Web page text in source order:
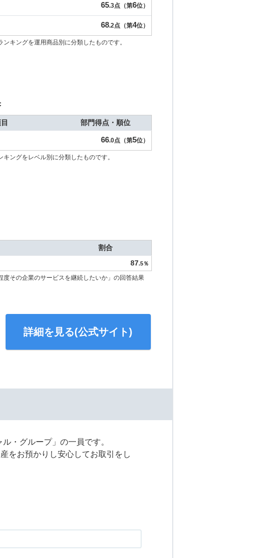
65.3点（第6位）
68.2点（第4位）
キングを運用商品別に分類したものです。
部門得点・順位
66.0点（第5位）
ングをレベル別に分類したものです。
割合
87.5％
その企業のサービスを継続したいか」の回答結果
詳細を見る(公式サイト)
・グループ」の一員です。
をお預かりし安心してお取引をし